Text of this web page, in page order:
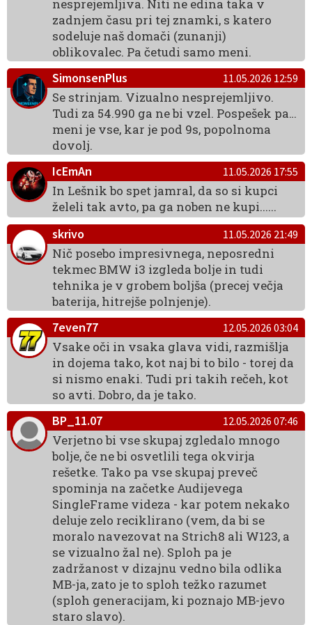
nesprejemljiva. Niti ne edina taka v
zadnjem času pri tej znamki, s katero
sodeluje naš domači (zunanji)
oblikovalec. Pa četudi samo meni.
SimonsenPlus
11.05.2026 12:59
Se strinjam. Vizualno nesprejemljivo.
Tudi za 54.990 ga ne bi vzel. Pospešek pa…
meni je vse, kar je pod 9s, popolnoma
dovolj.
IcEmAn
11.05.2026 17:55
In Lešnik bo spet jamral, da so si kupci
želeli tak avto, pa ga noben ne kupi......
skrivo
11.05.2026 21:49
Nič posebo impresivnega, neposredni
tekmec BMW i3 izgleda bolje in tudi
tehnika je v grobem boljša (precej večja
baterija, hitrejše polnjenje).
7even77
12.05.2026 03:04
Vsake oči in vsaka glava vidi, razmišlja
in dojema tako, kot naj bi to bilo - torej da
si nismo enaki. Tudi pri takih rečeh, kot
so avti. Dobro, da je tako.
BP_11.07
12.05.2026 07:46
Verjetno bi vse skupaj zgledalo mnogo
bolje, če ne bi osvetlili tega okvirja
rešetke. Tako pa vse skupaj preveč
spominja na začetke Audijevega
SingleFrame videza - kar potem nekako
deluje zelo reciklirano (vem, da bi se
moralo navezovat na Strich8 ali W123, a
se vizualno žal ne). Sploh pa je
zadržanost v dizajnu vedno bila odlika
MB-ja, zato je to sploh težko razumet
(sploh generacijam, ki poznajo MB-jevo
staro slavo).